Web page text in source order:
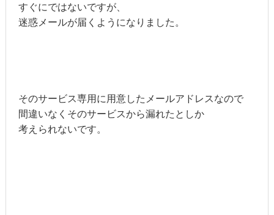
すぐにではないですが、
迷惑メールが届くようになりました。
そのサービス専用に用意したメールアドレスなので
間違いなくそのサービスから漏れたとしか
考えられないです。